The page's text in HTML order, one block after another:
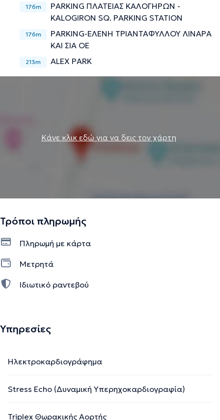
176m
PARKING ΠΛΑΤΕΙΑΣ ΚΑΛΟΓΗΡΩΝ -
KALOGIRON SQ. PARKING STATION
176m
PARKING-ΕΛΕΝΗ ΤΡΙΑΝΤΑΦΥΛΛΟΥ ΛΙΝΑΡΑ
ΚΑΙ ΣΙΑ ΟΕ
213m ALEX PARK
Κάνε κλικ εδώ για να δεις τον χάρτη
Τρόποι πληρωμής
Πληρωμή με κάρτα
Μετρητά
Ιδιωτικό ραντεβού
Υπηρεσίες
Ηλεκτροκαρδιογράφημα
Stress Echo (Δυναμική Υπερηχοκαρδιογραφία)
Triplex Θωρακικής Αορτής